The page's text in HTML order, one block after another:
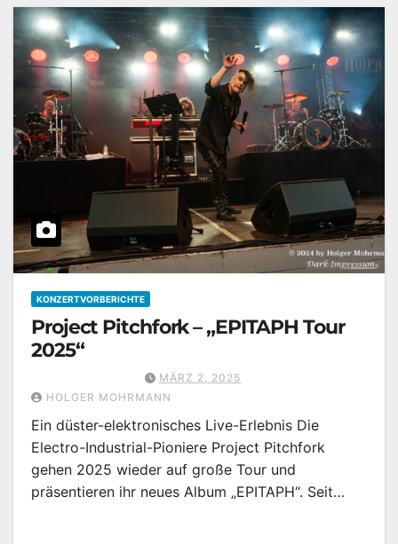
KONZERTVORBERICHTE
Project Pitchfork – „EPITAPH Tour
2025“
MÄRZ 2, 2025
HOLGER MOHRMANN
Ein düster-elektronisches Live-Erlebnis Die
Electro-Industrial-Pioniere Project Pitchfork
gehen 2025 wieder auf große Tour und
präsentieren ihr neues Album „EPITAPH“. Seit…